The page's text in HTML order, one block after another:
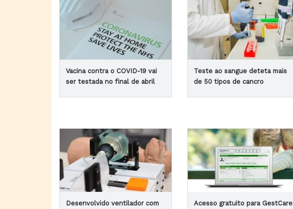
Vacina contra o COVID-19 vai
ser testada no final de abril
Teste ao sangue deteta mais
de 50 tipos de cancro
Desenvolvido ventilador com
Acesso gratuito para GestCare